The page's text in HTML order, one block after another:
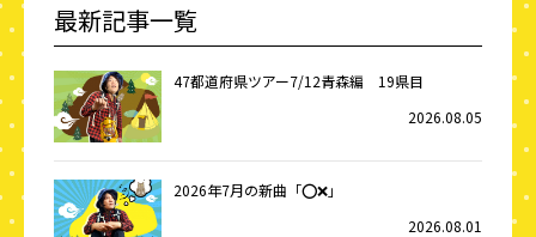
最新記事一覧
47都道府県ツアー7/12青森編 19県目
2026.08.05
2026年7月の新曲「⭕️❌」
2026.08.01